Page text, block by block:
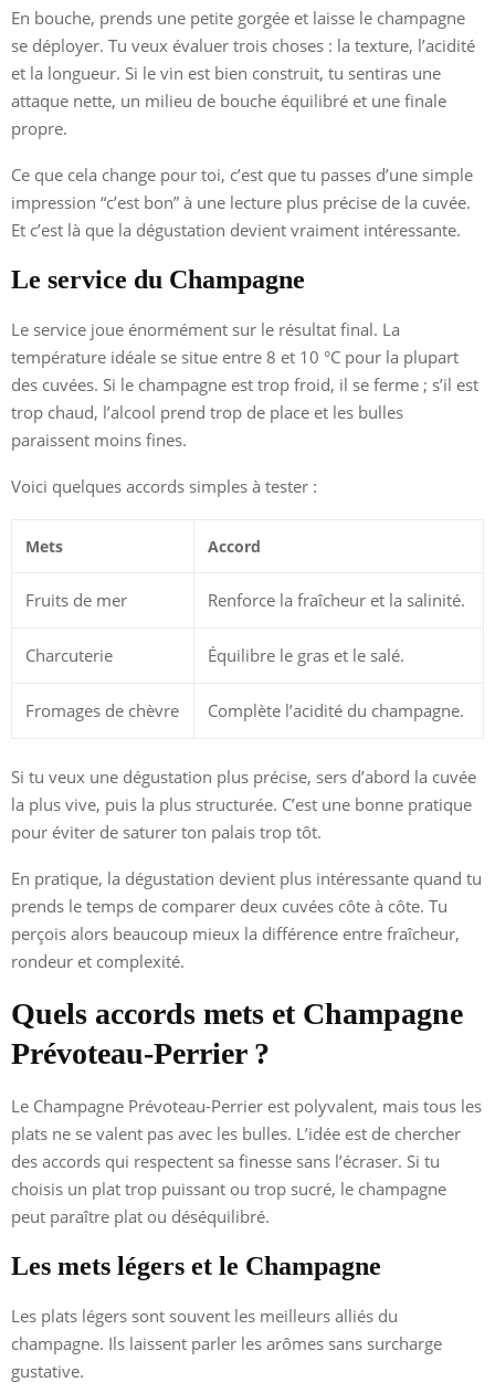
En bouche, prends une petite gorgée et laisse le champagne
se déployer. Tu veux évaluer trois choses : la texture, l’acidité
et la longueur. Si le vin est bien construit, tu sentiras une
attaque nette, un milieu de bouche équilibré et une finale
propre.
Ce que cela change pour toi, c’est que tu passes d’une simple
impression “c’est bon” à une lecture plus précise de la cuvée.
Et c’est là que la dégustation devient vraiment intéressante.
Le service du Champagne
Le service joue énormément sur le résultat final. La
température idéale se situe entre 8 et 10 °C pour la plupart
des cuvées. Si le champagne est trop froid, il se ferme ; s’il est
trop chaud, l’alcool prend trop de place et les bulles
paraissent moins fines.
Voici quelques accords simples à tester :
Mets Accord
Fruits de mer Renforce la fraîcheur et la salinité.
Charcuterie Équilibre le gras et le salé.
Fromages de chèvre Complète l’acidité du champagne.
Si tu veux une dégustation plus précise, sers d’abord la cuvée
la plus vive, puis la plus structurée. C’est une bonne pratique
pour éviter de saturer ton palais trop tôt.
En pratique, la dégustation devient plus intéressante quand tu
prends le temps de comparer deux cuvées côte à côte. Tu
perçois alors beaucoup mieux la différence entre fraîcheur,
rondeur et complexité.
Quels accords mets et Champagne
Prévoteau-Perrier ?
Le Champagne Prévoteau-Perrier est polyvalent, mais tous les
plats ne se valent pas avec les bulles. L’idée est de chercher
des accords qui respectent sa finesse sans l’écraser. Si tu
choisis un plat trop puissant ou trop sucré, le champagne
peut paraître plat ou déséquilibré.
Les mets légers et le Champagne
Les plats légers sont souvent les meilleurs alliés du
champagne. Ils laissent parler les arômes sans surcharge
gustative.